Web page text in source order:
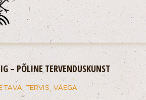
– PÕLINE TERVENDUSKUNST
TAVA, TERVIS, VÄEGA